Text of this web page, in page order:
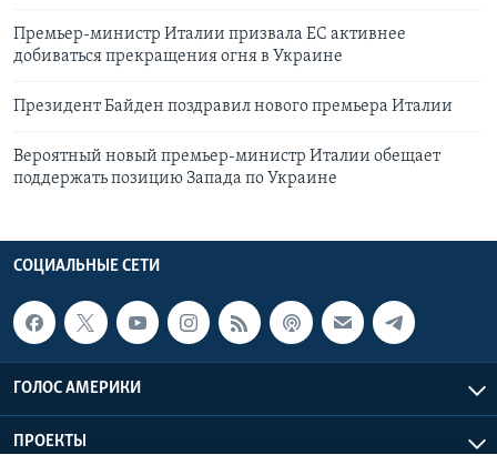
Премьер-министр Италии призвала ЕС активнее
добиваться прекращения огня в Украине
Президент Байден поздравил нового премьера Италии
Вероятный новый премьер-министр Италии обещает
поддержать позицию Запада по Украине
СОЦИАЛЬНЫЕ СЕТИ
ГОЛОС АМЕРИКИ
ПРОЕКТЫ